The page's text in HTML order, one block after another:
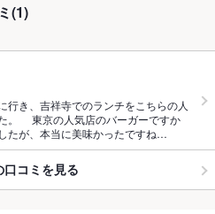
(1)
き、吉祥寺でのランチをこちらの人
。 東京の人気店のバーガーですか
たが、本当に美味かったですね…
口コミを見る